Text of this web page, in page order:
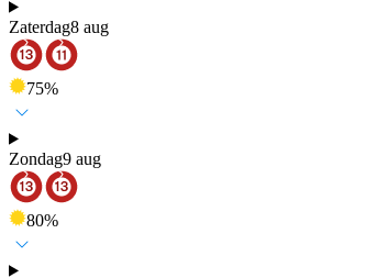
Zaterdag8 aug
75%
Zondag9 aug
80%